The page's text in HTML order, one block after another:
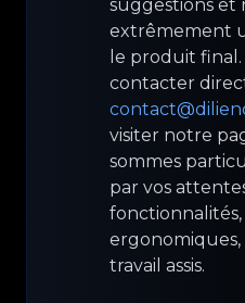
suggestions et
extrêmement
le produit
contacter
visiter notre
sommes
par vos
travail assis.